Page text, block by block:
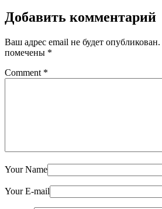
Добавить комментарий
Ваш адрес email не будет опубликован.
помечены *
Comment *
Your Name
Your E-mail